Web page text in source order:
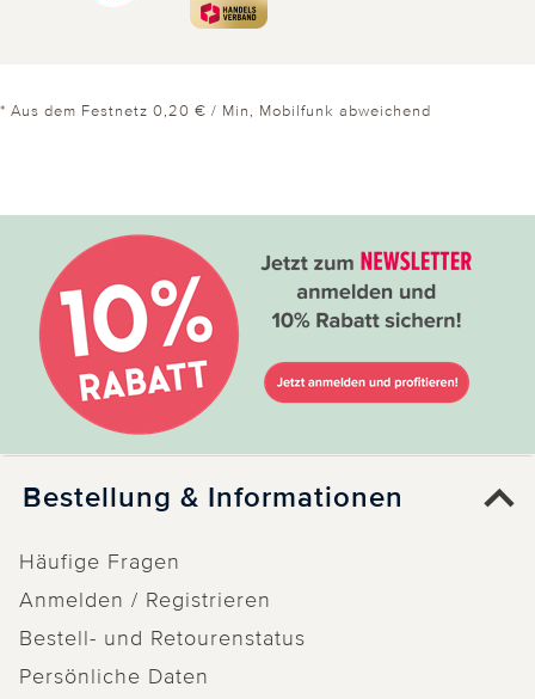
ist so eng, dass an ein überziehen über den
weh und ich schaue mal, ob sich das beruhigt,
6 von 6 Kunden fanden diese Bewertung hilfreich.
hilfreich
Nicht
hilfreich
* Aus dem Festnetz 0,20 € / Min, Mobilfunk abweichend
Bestellung & Informationen
Häufige Fragen
Anmelden / Registrieren
Bestell- und Retourenstatus
Persönliche Daten